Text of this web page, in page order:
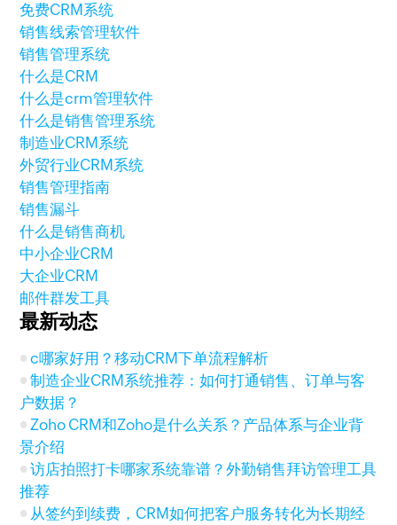
免费CRM系统
销售线索管理软件
销售管理系统
什么是CRM
什么是crm管理软件
什么是销售管理系统
制造业CRM系统
外贸行业CRM系统
销售管理指南
销售漏斗
什么是销售商机
中小企业CRM
大企业CRM
邮件群发工具
最新动态
c哪家好用？移动CRM下单流程解析
制造企业CRM系统推荐：如何打通销售、订单与客
户数据？
Zoho CRM和Zoho是什么关系？产品体系与企业背
景介绍
访店拍照打卡哪家系统靠谱？外勤销售拜访管理工具
推荐
从签约到续费，CRM如何把客户服务转化为长期经